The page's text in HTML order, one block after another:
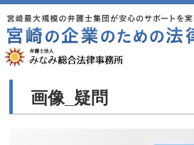
画像_疑問